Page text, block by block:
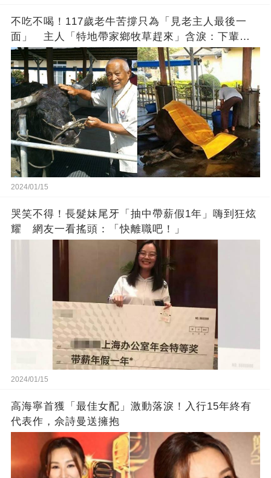
不吃不喝！117歲老牛苦撐只為「見老主人最後一
面」 主人「特地帶家鄉牧草趕來」含淚：下輩子
找個好人家
2024/01/15
哭笑不得！長髮妹尾牙「抽中帶薪假1年」嗨到狂炫
耀 網友一看搖頭：「快離職吧！」
2024/01/15
高海寧首獲「最佳女配」激動落淚！入行15年終有
代表作，佘詩曼送擁抱